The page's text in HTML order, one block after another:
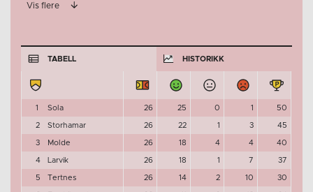
Vis flere
TABELL HISTORIKK
1 Sola 26 25 0 1 50
2 Storhamar 26 22 1 3 45
3 Molde 26 18 4 4 40
4 Larvik 26 18 1 7 37
5 Tertnes 26 14 2 10 30